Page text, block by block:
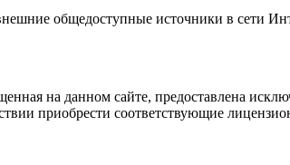
общедоступные источники в сети
на данном сайте, предоставлена
приобрести соответствующие